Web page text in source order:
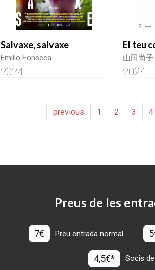
Salvaxe, salvaxe
Emilio Fonseca
2024
El teu
山田尚子
2024
previous 1 2 3 4
Preus de les
7€ Preu entrada normal
4,5€* Socis